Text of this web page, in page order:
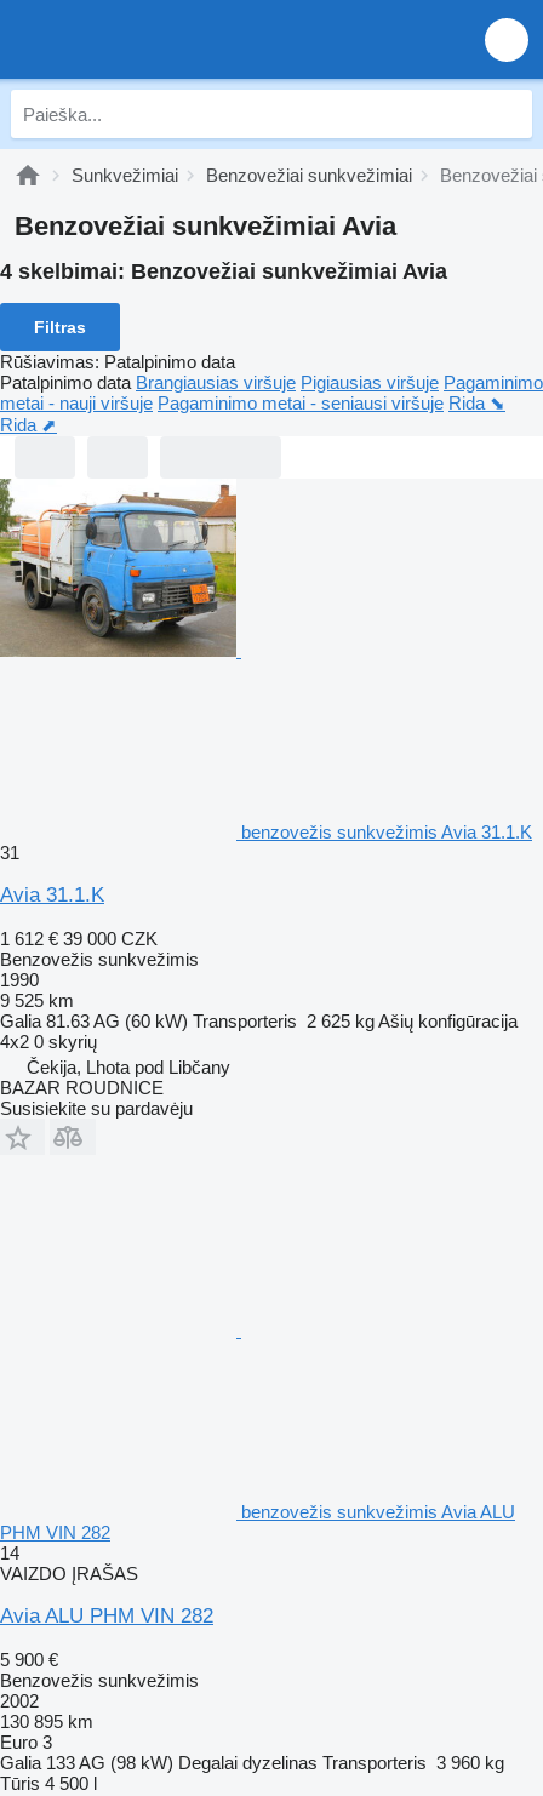
Sunkvežimiai Benzovežiai sunkvežimiai Benzovežiai
Benzovežiai sunkvežimiai Avia
4 skelbimai: Benzovežiai sunkvežimiai Avia
Filtras
Rūšiavimas: Patalpinimo data
Patalpinimo data Brangiausias viršuje Pigiausias viršuje Pagaminimo
metai - nauji viršuje Pagaminimo metai - seniausi viršuje Rida ⬊
Rida ⬈
benzovežis sunkvežimis Avia 31.1.K
31
Avia 31.1.K
1 612 € 39 000 CZK
Benzovežis sunkvežimis
1990
9 525 km
Galia 81.63 AG (60 kW) Transporteris 2 625 kgAšių konfigūracija
4x2 0 skyrių
Čekija, Lhota pod Libčany
BAZAR ROUDNICE
Susisiekite su pardavėju
benzovežis sunkvežimis Avia ALU
PHM VIN 282
14
VAIZDO ĮRAŠAS
Avia ALU PHM VIN 282
5 900 €
Benzovežis sunkvežimis
2002
130 895 km
Euro 3
Galia 133 AG (98 kW) Degalai dyzelinas Transporteris 3 960 kg
Tūris 4 500 l